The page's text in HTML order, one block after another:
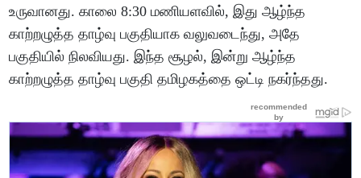
உருவானது. காலை 8:30 மணியளவில், இது ஆழ்ந்த
காற்றழுத்த தாழ்வு பகுதியாக வலுவடைந்து, அதே
பகுதியில் நிலவியது. இந்த சூழல், இன்று ஆழ்ந்த
காற்றழுத்த தாழ்வு பகுதி தமிழகத்தை ஒட்டி நகர்ந்தது.